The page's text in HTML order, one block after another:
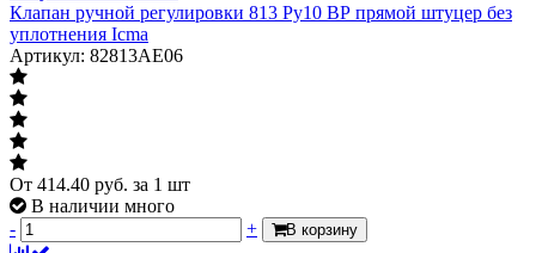
Клапан ручной регулировки 813 Ру10 ВР прямой штуцер без
уплотнения Icma
Артикул: 82813AE06
От 414.40 руб. за 1 шт
В наличии много
-
+ В корзину